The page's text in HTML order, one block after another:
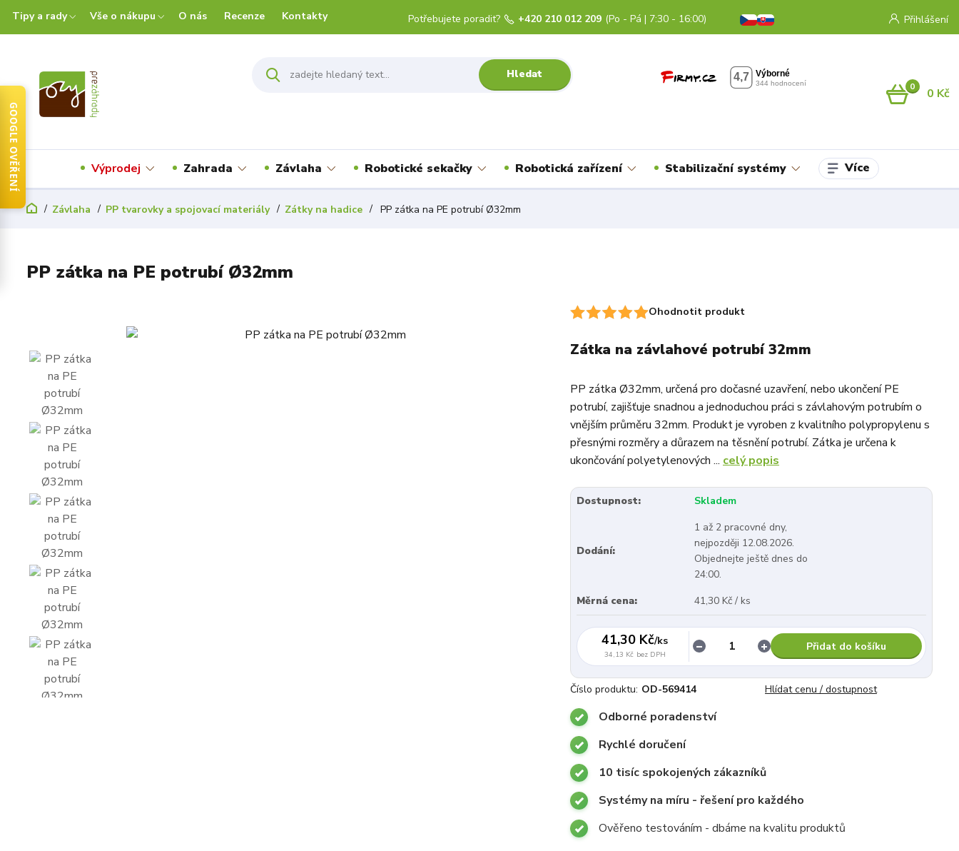
Tipy a rady Vše o nákupu O nás Recenze Kontakty Přihlášení
Hledat
Potřebujete poradit? +420 210 012 209 (Po - Pá | 7:30 - 16:00)
0 0 Kč
Výprodej Zahrada Závlaha Robotické sekačky Robotická zařízení Stabilizační systémy Více
Závlaha PP tvarovky a spojovací materiály Zátky na hadice PP zátka na PE potrubí Ø32mm
PP zátka na PE potrubí Ø32mm
Ohodnotit produkt
Zátka na závlahové potrubí 32mm
PP zátka Ø32mm, určená pro dočasné uzavření, nebo ukončení PE
potrubí, zajišťuje snadnou a jednoduchou práci s závlahovým potrubím o
vnějším průměru 32mm. Produkt je vyroben z kvalitního polypropylenu s
přesnými rozměry a důrazem na těsnění potrubí. Zátka je určena k
ukončování polyetylenových ... celý popis
Dostupnost: Skladem
Dodání:
1 až 2 pracovné dny,
nejpozději 12.08.2026.
Objednejte ještě dnes do
24:00.
Měrná cena:
41,30 Kč / ks
41,30 Kč/ks
34,13 Kč bez DPH
Přidat do košíku
Číslo produktu: OD-569414 Hlídat cenu / dostupnost
Odborné poradenství
Rychlé doručení
10 tisíc spokojených zákazníků
Systémy na míru - řešení pro každého
Ověřeno testováním - dbáme na kvalitu produktů
GOOGLE OVĚŘENÍ